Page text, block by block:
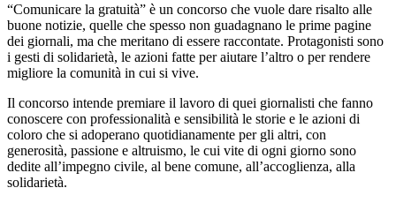
“Comunicare la gratuità” è un concorso che vuole dare risalto alle
buone notizie, quelle che spesso non guadagnano le prime pagine
dei giornali, ma che meritano di essere raccontate. Protagonisti sono
i gesti di solidarietà, le azioni fatte per aiutare l’altro o per rendere
migliore la comunità in cui si vive.
Il concorso intende premiare il lavoro di quei giornalisti che fanno
conoscere con professionalità e sensibilità le storie e le azioni di
coloro che si adoperano quotidianamente per gli altri, con
generosità, passione e altruismo, le cui vite di ogni giorno sono
dedite all’impegno civile, al bene comune, all’accoglienza, alla
solidarietà.